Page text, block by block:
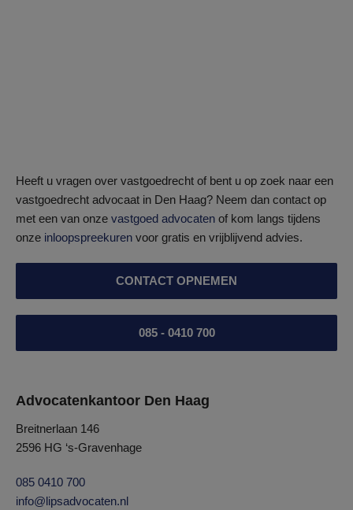
Heeft u vragen over vastgoedrecht of bent u op zoek naar een
vastgoedrecht advocaat in Den Haag? Neem dan contact op
met een van onze vastgoed advocaten of kom langs tijdens
onze inloopspreekuren voor gratis en vrijblijvend advies.
CONTACT OPNEMEN
085 - 0410 700
Advocatenkantoor Den Haag
Breitnerlaan 146
2596 HG ‘s-Gravenhage
085 0410 700
info@lipsadvocaten.nl